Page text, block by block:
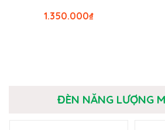
₫
1.350.000
ĐÈN NĂNG LƯỢNG